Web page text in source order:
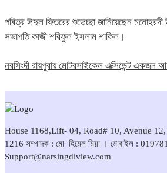
পবিত্র ঈদুল ফিতরের শুভেচ্ছা জানিয়েছেন
সভাপতি কাজী শরিফুল ইসলাম শাকিল।
নরসিংদী রায়পুরায় মোটরসাইকেল এক্সিডেন্ট একজন
House 1168,Lift- 04, Road# 10, Avenue
1216 সম্পাদক : মো হিমেল মিয়া । মোবাইল :
Support@narsingdiview.com